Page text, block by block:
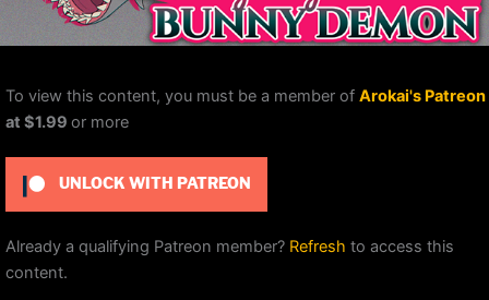
To view this content, you must be a member of Arokai's Patreon
at $1.99 or more
UNLOCK WITH PATREON
Already a qualifying Patreon member? Refresh to access this
content.